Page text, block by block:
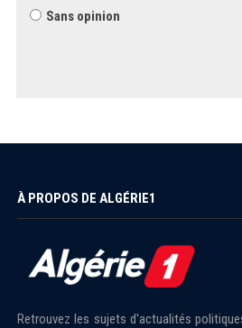
Sans opinion
À PROPOS DE ALGÉRIE1
Retrouvez les sujets d'actualités